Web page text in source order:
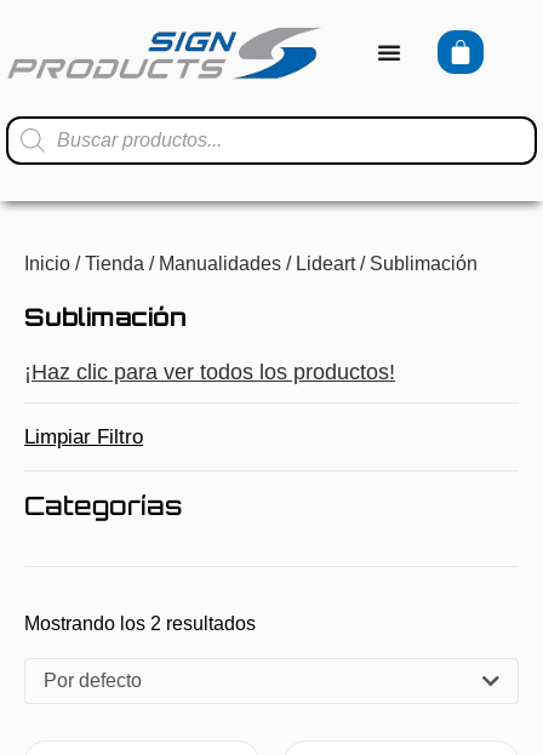
Inicio /Tienda / Manualidades / Lideart/ Sublimación
Sublimación
¡Haz clic para ver todos los productos!
Limpiar Filtro
Categorías
Mostrando los 2 resultados
Por defecto